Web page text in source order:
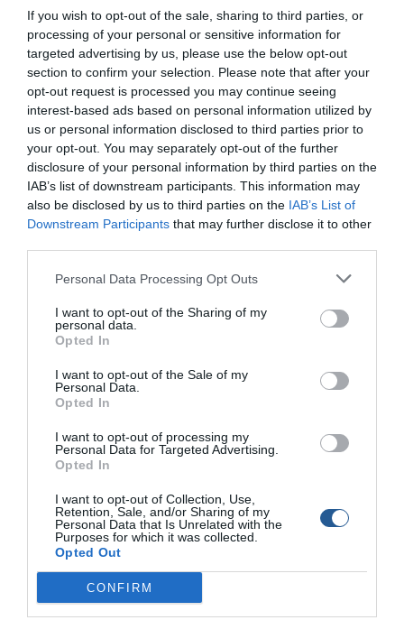
If you wish to opt-out of the sale, sharing to third parties, or
processing of your personal or sensitive information for
targeted advertising by us, please use the below opt-out
section to confirm your selection. Please note that after your
opt-out request is processed you may continue seeing
interest-based ads based on personal information utilized by
us or personal information disclosed to third parties prior to
your opt-out. You may separately opt-out of the further
disclosure of your personal information by third parties on the
IAB’s list of downstream participants. This information may
also be disclosed by us to third parties on the IAB’s List of
Downstream Participants that may further disclose it to other
Personal Data Processing Opt Outs
I want to opt-out of the Sharing of my
personal data.
Opted In
I want to opt-out of the Sale of my
Personal Data.
Opted In
I want to opt-out of processing my
Personal Data for Targeted Advertising.
Opted In
I want to opt-out of Collection, Use,
Retention, Sale, and/or Sharing of my
Personal Data that Is Unrelated with the
Purposes for which it was collected.
Opted Out
CONFIRM
Tags
Ιθάκη Λιμεναρχείο Ιθάκης
© Copyright 2017 Boatfishing. All rights reserved.